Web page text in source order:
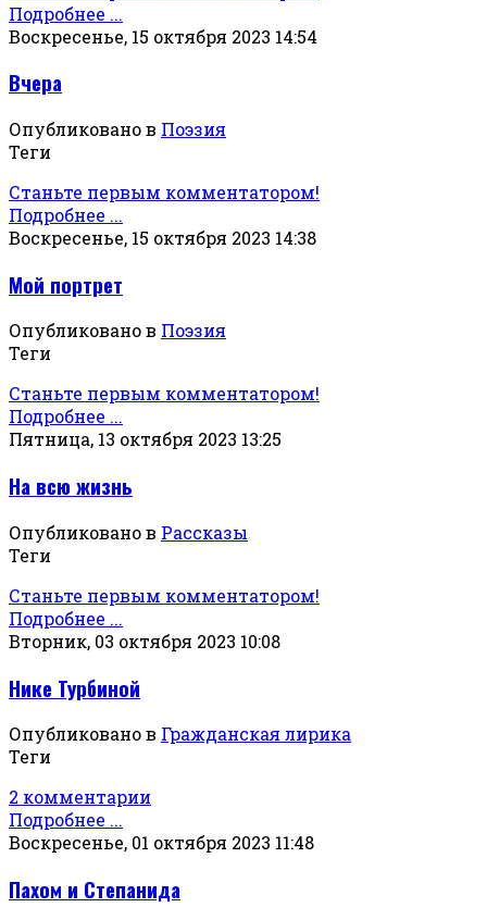
Подробнее ...
Воскресенье, 15 октября 2023 14:54
Вчера
Опубликовано в Поэзия
Теги
Станьте первым комментатором!
Подробнее ...
Воскресенье, 15 октября 2023 14:38
Мой портрет
Опубликовано в Поэзия
Теги
Станьте первым комментатором!
Подробнее ...
Пятница, 13 октября 2023 13:25
На всю жизнь
Опубликовано в Рассказы
Теги
Станьте первым комментатором!
Подробнее ...
Вторник, 03 октября 2023 10:08
Нике Турбиной
Опубликовано в Гражданская лирика
Теги
2 комментарии
Подробнее ...
Воскресенье, 01 октября 2023 11:48
Пахом и Степанида